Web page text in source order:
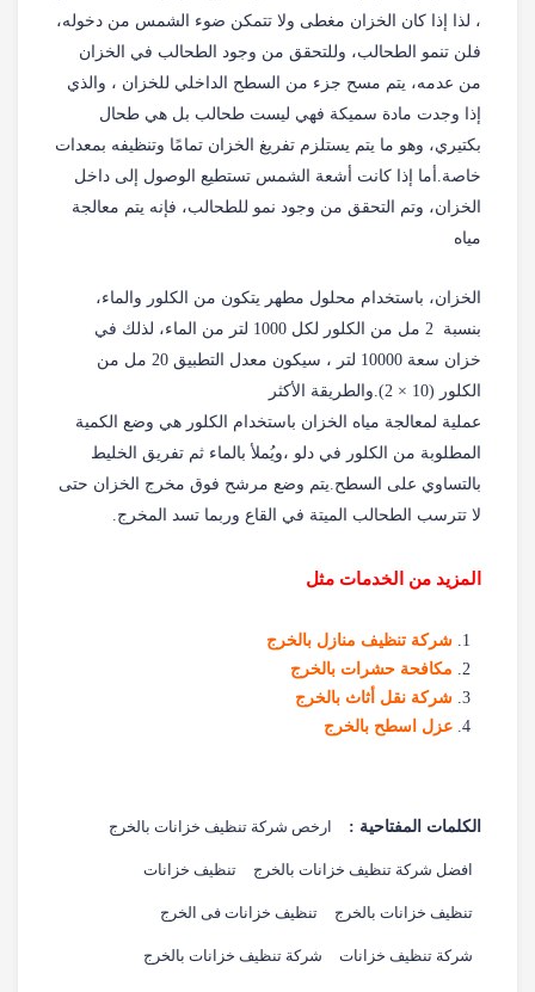
، لذا إذا كان الخزان مغطى ولا تتمكن ضوء الشمس من دخوله،
فلن تنمو الطحالب، وللتحقق من وجود الطحالب في الخزان
من عدمه، يتم مسح جزء من السطح الداخلي للخزان ، والذي
إذا وجدت مادة سميكة فهي ليست طحالب بل هي طحال
بكتيري، وهو ما يتم يستلزم تفريغ الخزان تمامًا وتنظيفه بمعدات
خاصة.أما إذا كانت أشعة الشمس تستطيع الوصول إلى داخل
الخزان، وتم التحقق من وجود نمو للطحالب، فإنه يتم معالجة
مياه
الخزان، باستخدام محلول مطهر يتكون من الكلور والماء،
بنسبة
2 مل من الكلور
لكل 1000 لتر من الماء، لذلك في
خزان سعة 10000 لتر ، سيكون معدل التطبيق 20 مل من
الكلور (10 × 2).والطريقة الأكثر
عملية لمعالجة مياه الخزان باستخدام الكلور هي وضع الكمية
المطلوبة من الكلور في دلو ،ويُملأ بالماء ثم تفريق الخليط
بالتساوي على السطح.يتم وضع مرشح فوق مخرج الخزان حتى
لا تترسب الطحالب الميتة في القاع وربما تسد المخرج.
المزيد من الخدمات مثل
شركة تنظيف منازل بالخرج
مكافحة حشرات بالخرج
شركة نقل أثاث بالخرج
عزل اسطح بالخرج
الكلمات المفتاحية : ارخص شركة تنظيف خزانات بالخرج
افضل شركة تنظيف خزانات بالخرج تنظيف خزانات
تنظيف خزانات بالخرج تنظيف خزانات فى الخرج
شركة تنظيف خزانات شركة تنظيف خزانات بالخرج